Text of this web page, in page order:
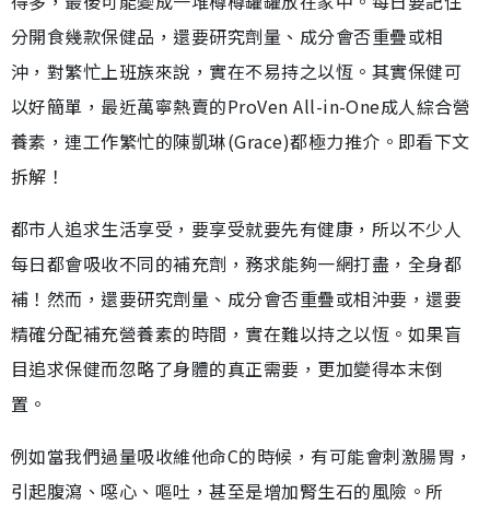
分開食幾款保健品，還要研究劑量、成分會否重疊或相
沖，對繁忙上班族來說，實在不易持之以恆。其實保健可
以好簡單，最近萬寧熱賣的ProVen All-in-One成人綜合營
養素，連工作繁忙的陳凱琳(Grace)都極力推介。即看下文
拆解！
都市人追求生活享受，要享受就要先有健康，所以不少人
每日都會吸收不同的補充劑，務求能夠一網打盡，全身都
補！然而，還要研究劑量、成分會否重疊或相沖要，還要
精確分配補充營養素的時間，實在難以持之以恆。如果盲
目追求保健而忽略了身體的真正需要，更加變得本末倒
置。
例如當我們過量吸收維他命C的時候，有可能會刺激腸胃，
引起腹瀉、噁心、嘔吐，甚至是增加腎生石的風險。所